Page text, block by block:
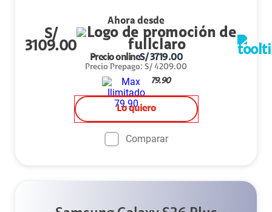
Ahora desde
S/
3109.00
Precio onlineS/3719.00
Precio Prepago: S/ 4209.00
79.90
Lo quiero
Comparar